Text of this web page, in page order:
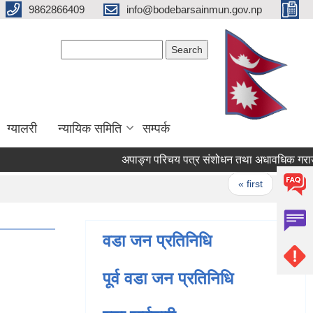
9862866409 info@bodebarsainmun.gov.np
ग्यालरी न्यायिक समिति सम्पर्क
« first ‹
वडा जन प्रतिनिधि
पूर्व वडा जन प्रतिनिधि